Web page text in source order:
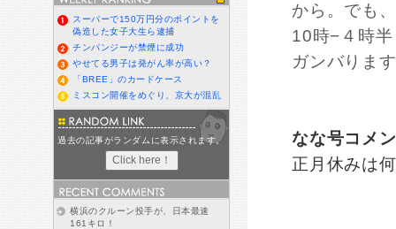
から。でも
10時−４時
ガンバりま
なな号コ
正月休みは
スーパーで150万円分のポイントを
偽造した女子大生ら逮捕
チンパンジーが禁煙に成功
やせてる男子は発がん率が高い？
「BREE」のカードケース
ミスコン開催をめぐり、京大が混乱
過去の記事がランダムに表示されます。
横浜のクルーン投手が、日本最速
161キロ！